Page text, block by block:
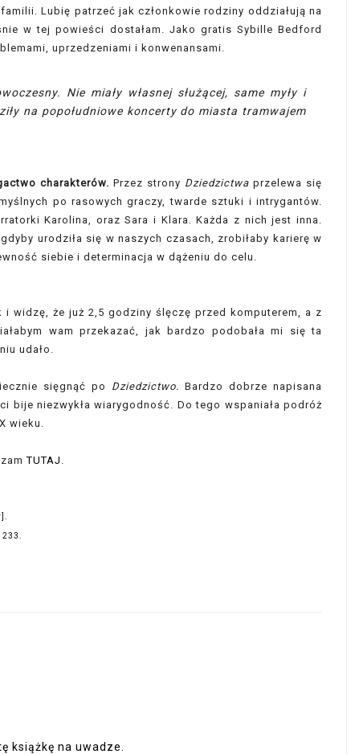
Lubię patrzeć jak członkowie rodziny oddziałują na
w tej powieści dostałam. Jako gratis Sybille Bedford
uprzedzeniami i konwenansami.
Nie miały własnej służącej, same myły i
na popołudniowe koncerty do miasta tramwajem
charakterów. Przez strony Dziedzictwa przelewa się
po rasowych graczy, twarde sztuki i intrygantów.
Karolina, oraz Sara i Klara. Każda z nich jest inna.
urodziła się w naszych czasach, zrobiłaby karierę w
siebie i determinacja w dążeniu do celu.
widzę, że już 2,5 godziny ślęczę przed komputerem, a z
wam przekazać, jak bardzo podobała mi się ta
udało.
sięgnąć po Dziedzictwo. Bardzo dobrze napisana
niezwykła wiarygodność. Do tego wspaniała podróż
wieku.
TUTAJ
książkę na uwadze.